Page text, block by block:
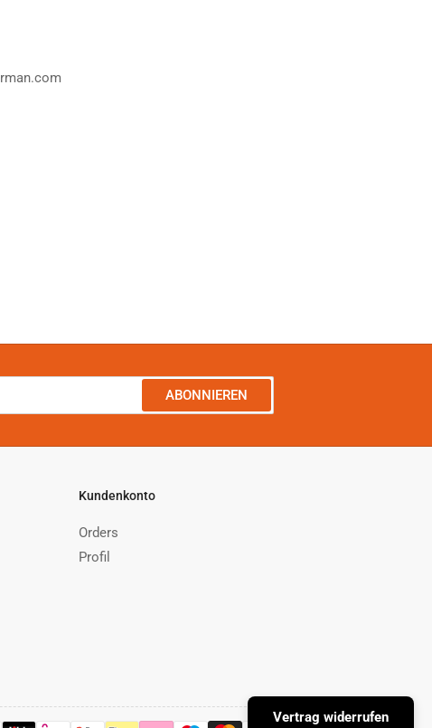
ABONNIEREN
Kundenkonto
Orders
Profil
Vertrag widerrufen